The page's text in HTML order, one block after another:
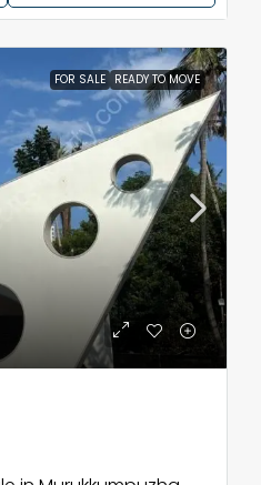
FOR SALE READY TO MOVE